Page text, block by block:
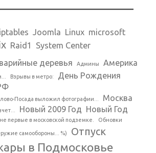
iptables Joomla Linux microsoft
Raid1 System Center
деревья Админы Америка
Взрывы в метро:
День Рождения
Посада выложил фотографии... Москва
Новый 2009 Год Новый Год
первые в московской подземке. Обновки
самообороны... %) Отпуск
в Подмосковье